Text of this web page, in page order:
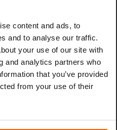
content and ads, to
and to analyse our traffic.
your use of our site with
and analytics partners who
that you’ve provided
from your use of their
Pro 5G